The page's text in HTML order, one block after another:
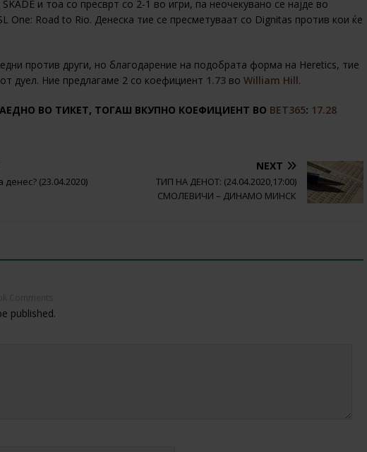
и тоа со пресврт со 2-1 во игри, па неочекувано се најде во
One: Road to Rio. Денеска тие се пресметуваат со Dignitas против кои ќе
против други, но благодарение на подобрата форма на Heretics, тие
дуел. Ние предлагаме 2 со коефициент 1.73 во William Hill.
ВО ТИКЕТ, ТОГАШ ВКУПНО КОЕФИЦИЕНТ ВО BET365: 17.28
(23.04.2020)
NEXT
ТИП НА ДЕНОТ: (24.04.2020,17:00)
СМОЛЕВИЧИ – ДИНАМО МИНСК
published.